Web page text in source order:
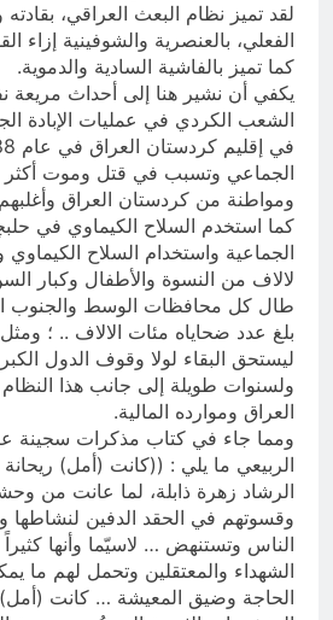
لقد تميز نظام البعث العراقي، بقادته
الفعلي، بالعنصرية والشوفينية إزاء
كما تميز بالفاشية السادية والدموية.
يكفي أن نشير هنا إلى أحداث مريعة
الشعب الكردي في عمليات الإبادة
ومواطنة من كردستان العراق وأغلبهم
كما استخدم السلاح الكيماوي في
الجماعية واستخدام السلاح الكيماوي
لالاف من النسوة والأطفال وكبار
بلغ عدد ضحاياه مئات الالاف .. ؛ ومثل
ليستحق البقاء لولا وقوف الدول الكبرى
ولسنوات طويلة إلى جانب هذا النظام
العراق وموارده المالية.
ومما جاء في كتاب مذكرات سجينة
الربيعي ما يلي : ((كانت (أمل)
الرشاد زهرة ذابلة، لما عانت من
وقسوتهم في الحقد الدفين لنشاطها
الناس وتستنهض … لاسيّما وأنها كثيراً
الشهداء والمعتقلين وتحمل لهم ما
الحاجة وضيق المعيشة … كانت (أمل)